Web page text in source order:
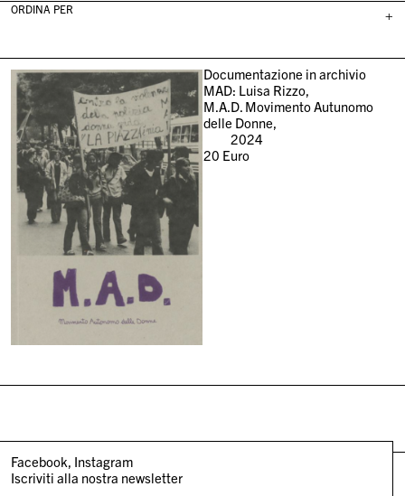
+
ORDINA PER
Documentazione in archivio
MAD: Luisa Rizzo,
M.A.D. Movimento Autunomo
delle Donne,
2024
20 Euro
Facebook Instagram
Iscriviti alla nostra newsletter